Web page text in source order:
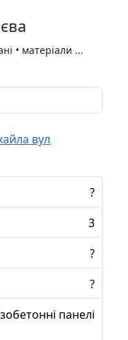
• матеріали ...
вул
?
3
?
?
панелі